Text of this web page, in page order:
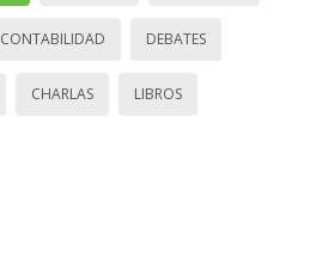
CONTABILIDAD DEBATES
CHARLAS LIBROS